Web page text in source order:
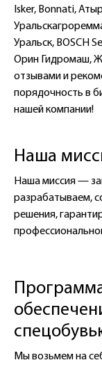
Isker, Bonnati,
Уральск, BOSCH
Орин Гидромаш,
отзывами и
порядочность в
нашей компании!
Наша
Наша миссия —
разрабатываем,
решения,
Мы возьмем на